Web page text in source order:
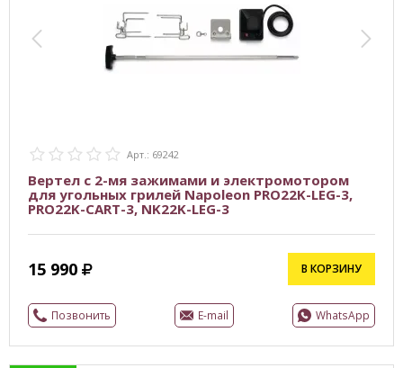
Арт.: 69242
Вертел с 2-мя зажимами и электромотором
для угольных грилей Napoleon PRO22K-LEG-3,
PRO22K-CART-3, NK22K-LEG-3
15 990 В КОРЗИНУ
Позвонить E-mail WhatsApp